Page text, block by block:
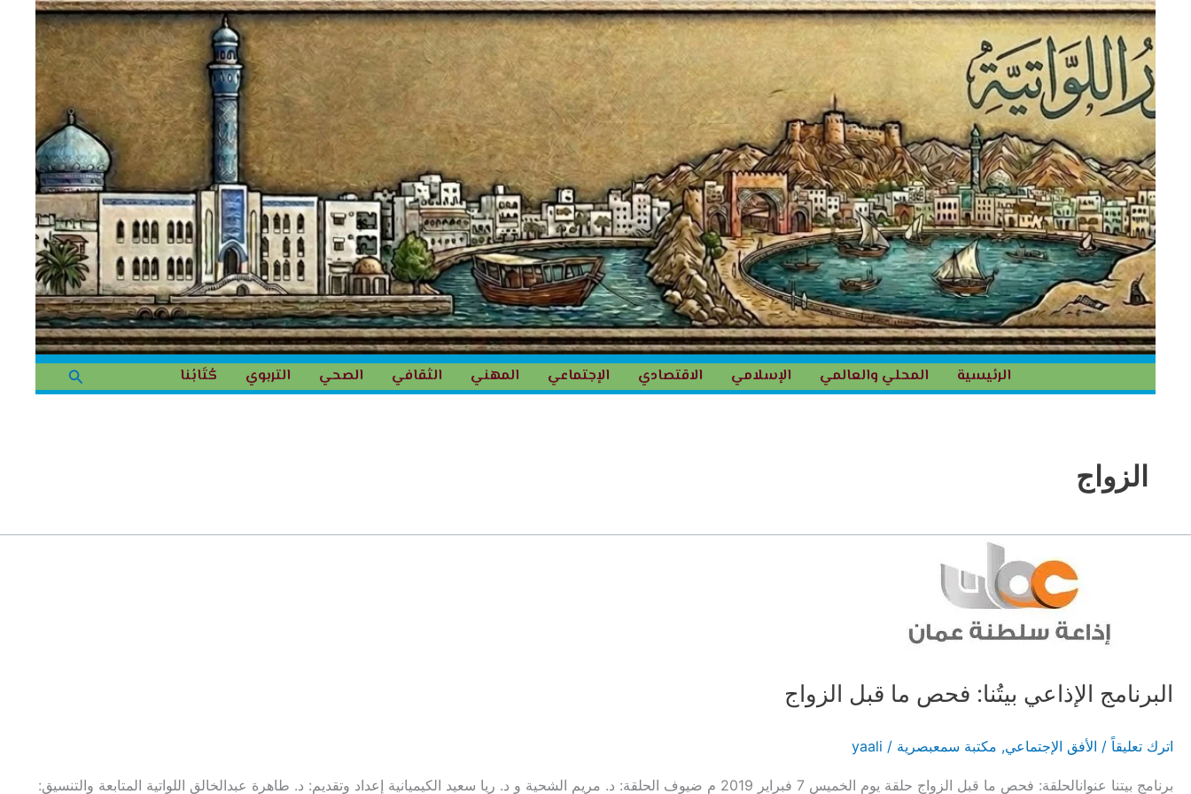
المحتوى
الرئيسية المحلي والعالمي الإسلامي الاقتصادي الإجتماعي المهني الثقافي الصحي التربوي كُتَابُنا البحث
الزواج
البرنامج الإذاعي بيتُنا: فحص ما قبل الزواج
اترك تعليقاً / الأفق الإجتماعي, مكتبة سمعبصرية /
yaali
برنامج بيتنا عنوانالحلقة: فحص ما قبل الزواج حلقة يوم الخميس 7 فبراير 2019 م ضيوف الحلقة: د. مريم الشحية و د. ريا سعيد الكيميانية إعداد وتقديم: د. طاهرة عبدالخالق اللواتية المتابعة والتنسيق: